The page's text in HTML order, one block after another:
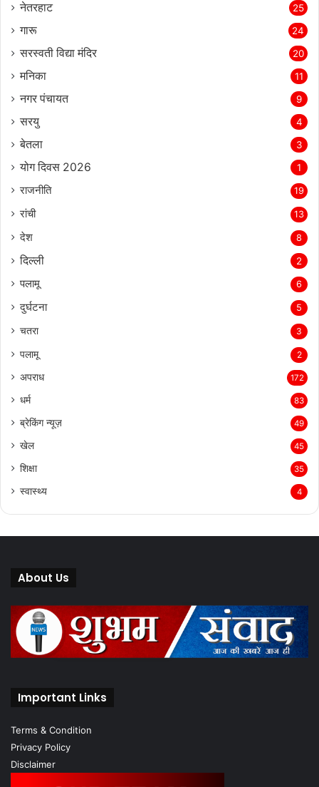
नेतरहाट 25
गारू 24
सरस्‍वती विद्या मंदिर 20
मनिका 11
नगर पंचायत 9
सरयु 4
बेतला 3
योग दिवस 2026 1
राजनीति 19
रांची 13
देश 8
दिल्‍ली 2
पलामू 6
दुर्घटना 5
चतरा 3
पलामू 2
अपराध 172
धर्म 83
ब्रेकिंग न्यूज़ 49
खेल 45
शिक्षा 35
स्वास्थ्य 4
About Us
Important Links
Terms & Condition
Privacy Policy
Disclaimer